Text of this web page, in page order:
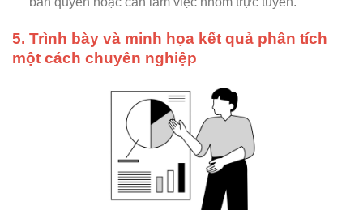
5. Trình bày và minh họa kết quả phân tích
một cách chuyên nghiệp